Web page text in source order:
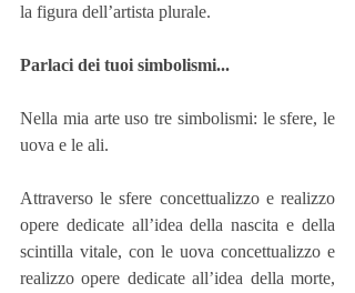
la figura dell’artista plurale.
Parlaci dei tuoi simbolismi...
Nella mia arte uso tre simbolismi: le sfere, le
uova e le ali.
Attraverso le sfere concettualizzo e realizzo
opere dedicate all’idea della nascita e della
scintilla vitale, con le uova concettualizzo e
realizzo opere dedicate all’idea della morte,